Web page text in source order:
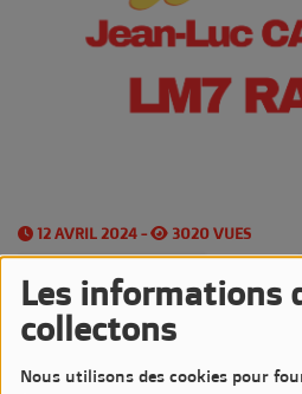
Les informations
collectons
Nous utilisons des cookies pour
12 AVRIL 2024 - 3020 VUES
Écouter le podcast
LesVendredis Soirs
avec l'émission